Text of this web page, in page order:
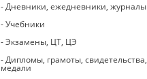
- Дневники, ежедневники, журналы
- Учебники
- Экзамены, ЦТ, ЦЭ
- Дипломы, грамоты, свидетельства,
медали